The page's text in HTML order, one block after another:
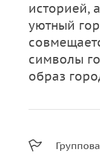
историей,
уютный
символы
образ